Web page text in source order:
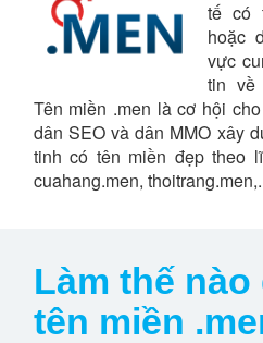
tế có
hoặc
vực
tin về
Tên miền .men là cơ hội
dân SEO và dân MMO xây
tinh có tên miền đẹp theo
cuahang.men,
Làm thế nào
tên miền